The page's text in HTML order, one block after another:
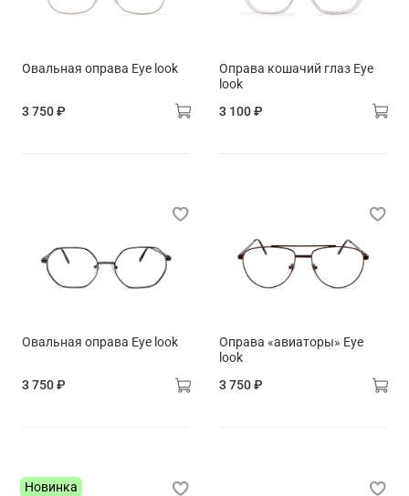
Овальная оправа Eye look
3 750 ₽
Оправа кошачий глаз Eye
look
3 100 ₽
Овальная оправа Eye look
3 750 ₽
Оправа «авиаторы» Eye
look
3 750 ₽
Новинка